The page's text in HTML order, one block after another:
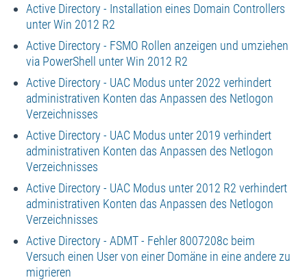
Active Directory - Installation eines Domain Controllers
unter Win 2012 R2
Active Directory - FSMO Rollen anzeigen und umziehen
via PowerShell unter Win 2012 R2
Active Directory - UAC Modus unter 2022 verhindert
administrativen Konten das Anpassen des Netlogon
Verzeichnisses
Active Directory - UAC Modus unter 2019 verhindert
administrativen Konten das Anpassen des Netlogon
Verzeichnisses
Active Directory - UAC Modus unter 2012 R2 verhindert
administrativen Konten das Anpassen des Netlogon
Verzeichnisses
Active Directory - ADMT - Fehler 8007208c beim
Versuch einen User von einer Domäne in eine andere zu
migrieren